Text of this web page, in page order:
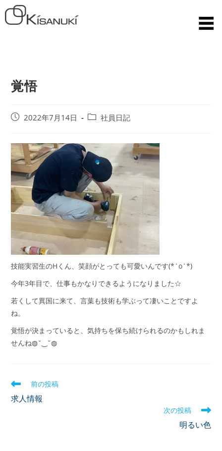
覚悟
2022年7月14日 社員日記
技能実習生のHくん、笑顔がとっても可愛いんです(*´o`*)
今年3年目で、仕事もかなりできるようになりました☆
若くして異国に来て、言葉も技術も学ぶって凄いことですよ
ね。
覚悟が決まっていると、気持ちを保ち続けられるのかもしれま
せんね◍˘‿˘◍
前の投稿
求人情報
次の投稿
明るい色